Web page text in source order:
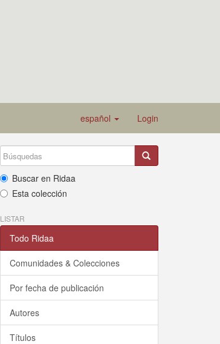
español Login
Buscar en Ridaa
Esta colección
LISTAR
Todo Ridaa
Comunidades & Colecciones
Por fecha de publicación
Autores
Títulos